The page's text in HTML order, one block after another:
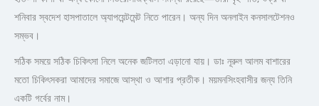
শনিবার স্বদেশ হাসপাতালে অ্যাপয়েন্টমেন্ট নিতে পারেন। অন্য দিন অনলাইন কনসালটেশনও
সম্ভব।
সঠিক সময়ে সঠিক চিকিৎসা নিলে অনেক জটিলতা এড়ানো যায়। ডাঃ নূরুল আলম বাশারের
মতো চিকিৎসকরা আমাদের সমাজে আস্থা ও আশার প্রতীক। ময়মনসিংহবাসীর জন্য তিনি
একটি গর্বের নাম।